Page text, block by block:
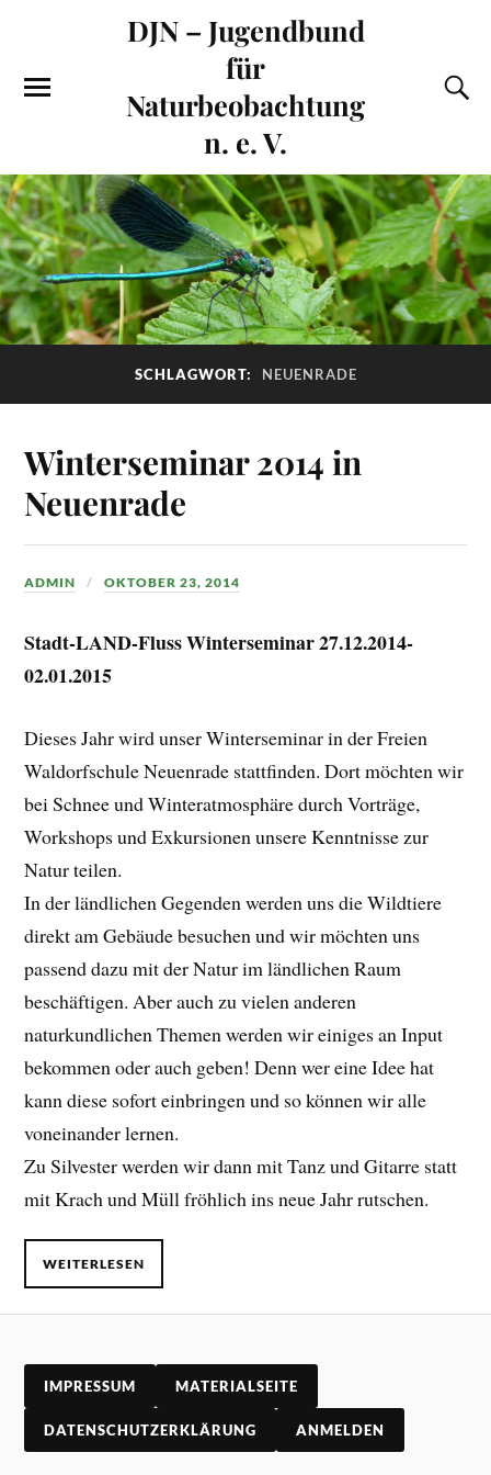
DJN – Jugendbund
für
Naturbeobachtung
n. e. V.
SCHLAGWORT: NEUENRADE
Winterseminar 2014 in
Neuenrade
ADMIN OKTOBER 23, 2014
Stadt-LAND-Fluss Winterseminar 27.12.2014-
02.01.2015
Dieses Jahr wird unser Winterseminar in der Freien
Waldorfschule Neuenrade stattfinden. Dort möchten wir
bei Schnee und Winteratmosphäre durch Vorträge,
Workshops und Exkursionen unsere Kenntnisse zur
Natur teilen.
In der ländlichen Gegenden werden uns die Wildtiere
direkt am Gebäude besuchen und wir möchten uns
passend dazu mit der Natur im ländlichen Raum
beschäftigen. Aber auch zu vielen anderen
naturkundlichen Themen werden wir einiges an Input
bekommen oder auch geben! Denn wer eine Idee hat
kann diese sofort einbringen und so können wir alle
voneinander lernen.
Zu Silvester werden wir dann mit Tanz und Gitarre statt
mit Krach und Müll fröhlich ins neue Jahr rutschen.
WEITERLESEN
IMPRESSUM MATERIALSEITE
DATENSCHUTZERKLÄRUNG ANMELDEN